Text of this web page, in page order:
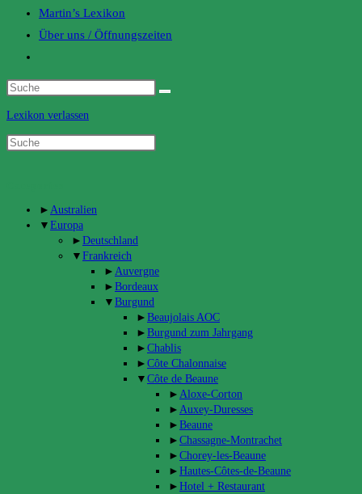
Martin’s Lexikon
Über uns / Öffnungszeiten
website
search
Lexikon verlassen
► Australien
▼ Europa
► Deutschland
▼ Frankreich
► Auvergne
► Bordeaux
▼ Burgund
► Beaujolais AOC
► Burgund zum Jahrgang
► Chablis
► Côte Chalonnaise
▼ Côte de Beaune
► Aloxe-Corton
► Auxey-Duresses
► Beaune
► Chassagne-Montrachet
► Chorey-les-Beaune
► Hautes-Côtes-de-Beaune
► Hotel + Restaurant